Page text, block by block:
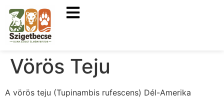
Vörös Teju
A vörös teju (Tupinambis rufescens) Dél-Amerika